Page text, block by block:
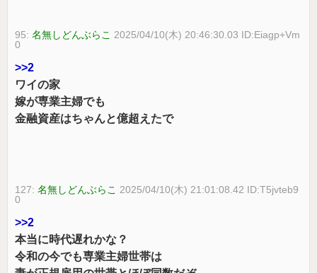
95:名無しどんぶらこ 2025/04/10(木) 20:46:30.03 ID:Eiagp+Vm
0
>>2
ワイの家
嫁が専業主婦でも
金融資産はちゃんと億超えたで
127:名無しどんぶらこ 2025/04/10(木) 21:01:08.42 ID:T5jvteb9
0
>>2
本当に時代遅れかな？
令和の今でも専業主婦世帯は